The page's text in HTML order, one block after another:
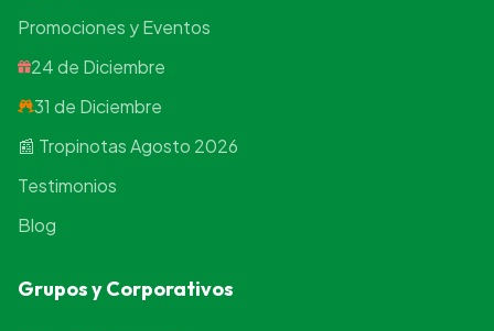
Promociones y Eventos
24 de Diciembre
31 de Diciembre
📰 Tropinotas Agosto 2026
Testimonios
Blog
Grupos y Corporativos